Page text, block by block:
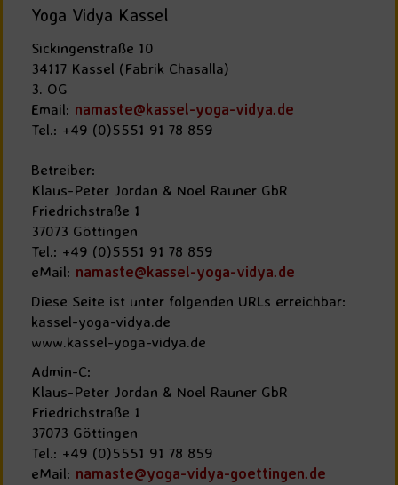
Yoga Vidya Kassel
Sickingenstraße 10
34117 Kassel (Fabrik Chasalla)
3. OG
Email: namaste@kassel-yoga-vidya.de
Tel.: +49 (0)5551 91 78 859
Betreiber:
Klaus-Peter Jordan & Noel Rauner GbR
Friedrichstraße 1
37073 Göttingen
Tel.: +49 (0)5551 91 78 859
eMail: namaste@kassel-yoga-vidya.de
Diese Seite ist unter folgenden URLs erreichbar:
kassel-yoga-vidya.de
www.kassel-yoga-vidya.de
Admin-C:
Klaus-Peter Jordan & Noel Rauner GbR
Friedrichstraße 1
37073 Göttingen
Tel.: +49 (0)5551 91 78 859
eMail: namaste@yoga-vidya-goettingen.de